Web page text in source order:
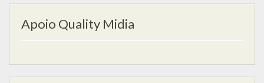
Apoio Quality Midia